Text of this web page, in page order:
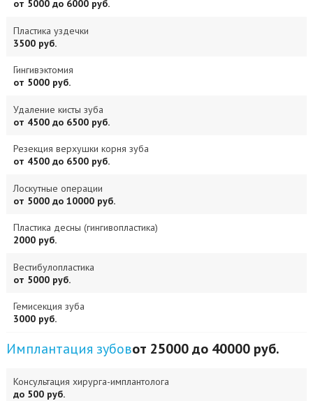
от 5000 до 6000 руб.
Пластика уздечки
3500 руб.
Гингивэктомия
от 5000 руб.
Удаление кисты зуба
от 4500 до 6500 руб.
Резекция верхушки корня зуба
от 4500 до 6500 руб.
Лоскутные операции
от 5000 до 10000 руб.
Пластика десны (гингивопластика)
2000 руб.
Вестибулопластика
от 5000 руб.
Гемисекция зуба
3000 руб.
Имплантация зубовот 25000 до 40000 руб.
Консультация хирурга-имплантолога
до 500 руб.